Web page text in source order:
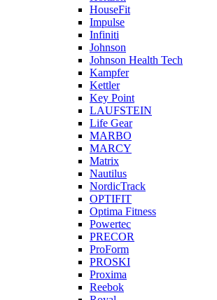
HouseFit
Impulse
Infiniti
Johnson
Johnson Health Tech
Kampfer
Kettler
Key Point
LAUFSTEIN
Life Gear
MARBO
MARCY
Matrix
Nautilus
NordicTrack
OPTIFIT
Optima Fitness
Powertec
PRECOR
ProForm
PROSKI
Proxima
Reebok